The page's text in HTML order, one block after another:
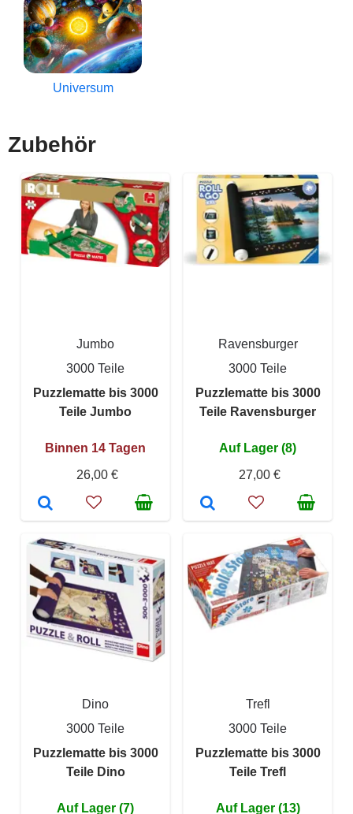
Universum
Zubehör
Jumbo
3000 Teile
Puzzlematte bis 3000
Teile Jumbo
Binnen 14 Tagen
26,00 €
Ravensburger
3000 Teile
Puzzlematte bis 3000
Teile Ravensburger
Auf Lager (8)
27,00 €
Dino
3000 Teile
Puzzlematte bis 3000
Teile Dino
Auf Lager (7)
Trefl
3000 Teile
Puzzlematte bis 3000
Teile Trefl
Auf Lager (13)